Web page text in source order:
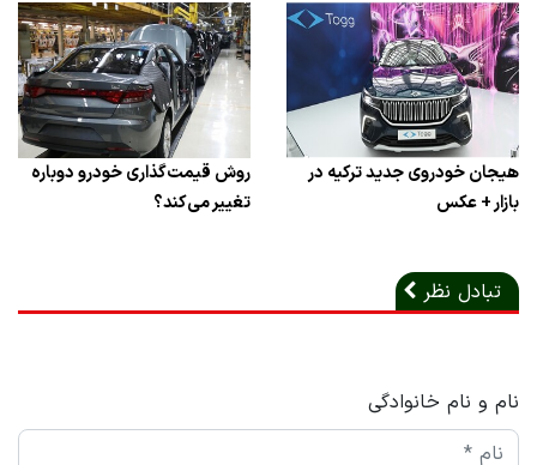
هیجان خودروی جدید ترکیه در
بازار + عکس
روش قیمت‌گذاری خودرو دوباره
تغییر می‌کند؟
تبادل نظر
نام و نام خانوادگی